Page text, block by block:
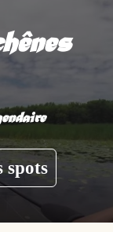
spots